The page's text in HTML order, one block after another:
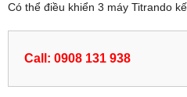
Có thể điều khiển 3 máy Titrando
Call: 0908 131 938